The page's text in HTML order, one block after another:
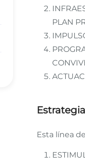
PLAN
Esta línea